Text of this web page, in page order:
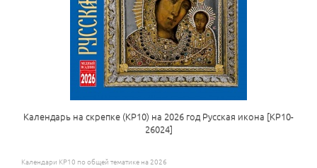
Календарь на скрепке (КР10) на 2026 год Русская икона [КР10-
26024]
Календари КР10 по общей тематике на 2026